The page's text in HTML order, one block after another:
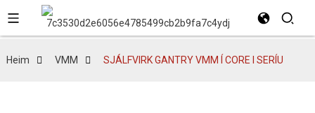
Heim VMM SJÁLFVIRK GANTRY VMM Í CORE I SERÍU